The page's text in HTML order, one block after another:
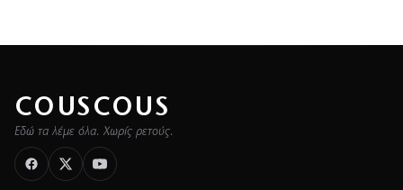
COUSCOUS
Εδώ τα λέμε όλα. Χωρίς ρετούς.